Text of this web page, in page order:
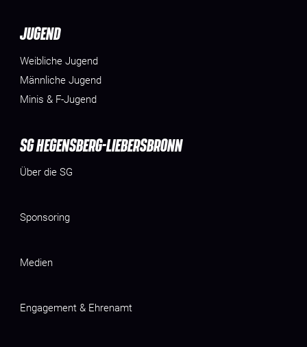
JUGEND
Weibliche Jugend
Männliche Jugend
Minis & F-Jugend
SG HEGENSBERG-LIEBERSBRONN
Über die SG
Sponsoring
Medien
Engagement & Ehrenamt